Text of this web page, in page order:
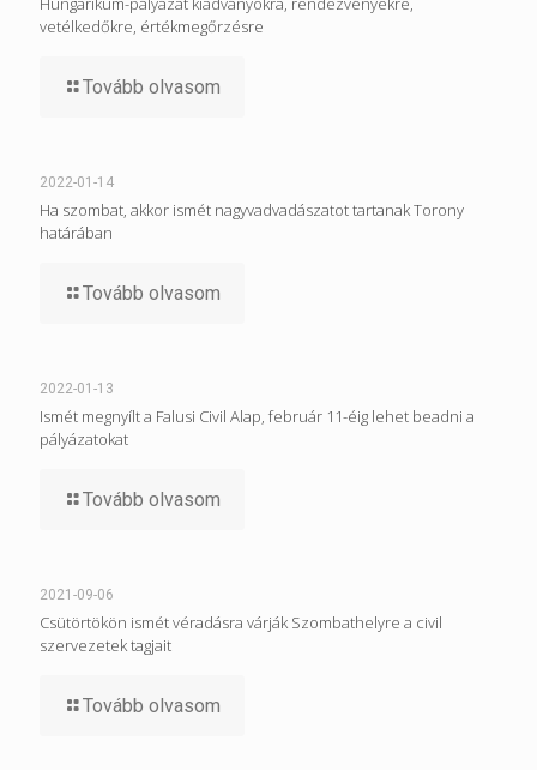
vetélkedőkre, értékmegőrzésre
Tovább olvasom
2022-01-14
Ha szombat, akkor ismét nagyvadvadászatot tartanak Torony
határában
Tovább olvasom
2022-01-13
Ismét megnyílt a Falusi Civil Alap, február 11-éig lehet beadni a
pályázatokat
Tovább olvasom
2021-09-06
Csütörtökön ismét véradásra várják Szombathelyre a civil
szervezetek tagjait
Tovább olvasom